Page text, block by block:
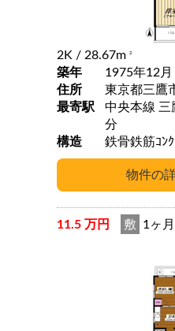
2K / 28.67m 2
築年
1975年12月
住所
東京都三鷹
最寄駅
中央本線 三鷹 駅 徒
分
構造
鉄骨鉄筋ｺﾝ
11.5 万円 敷 1ヶ月